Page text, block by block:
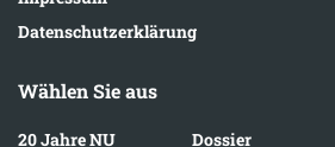
Datenschutzerklärung
Wählen Sie aus
20 Jahre NU
Dossier